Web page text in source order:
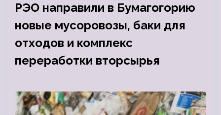
РЭО направили в Бумагогорию
новые мусоровозы, баки для
отходов и комплекс
переработки вторсырья